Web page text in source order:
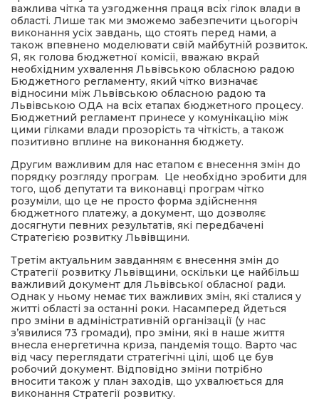
важлива чітка та узгодження праця всіх гілок влади в
області. Лише так ми зможемо забезпечити цьогоріч
виконання усіх завдань, що стоять перед нами, а
також впевнено моделювати свій майбутній розвиток.
Я, як голова бюджетної комісії, вважаю вкрай
необхідним ухвалення Львівською обласною радою
Бюджетного регламенту, який чітко визначає
відносини між Львівською обласною радою та
Львівською ОДА на всіх етапах бюджетного процесу.
Бюджетний регламент принесе у комунікацію між
цими гілками влади прозорість та чіткість, а також
позитивно вплине на виконання бюджету.
Другим важливим для нас етапом є внесення змін до
порядку розгляду програм. Це необхідно зробити для
того, щоб депутати та виконавці програм чітко
розуміли, що це не просто форма здійснення
бюджетного платежу, а документ, що дозволяє
досягнути певних результатів, які передбачені
Стратегією розвитку Львівщини.
Третім актуальним завданням є внесення змін до
Стратегії розвитку Львівщини, оскільки це найбільш
важливий документ для Львівської обласної ради.
Однак у ньому немає тих важливих змін, які сталися у
житті області за останні роки. Насамперед йдеться
про зміни в адміністративній організації (у нас
з’явилися 73 громади), про зміни, які в наше життя
внесла енергетична криза, пандемія тощо. Варто час
від часу переглядати стратегічні цілі, щоб це був
робочий документ. Відповідно зміни потрібно
вносити також у план заходів, що ухвалюється для
виконання Стратегії розвитку.